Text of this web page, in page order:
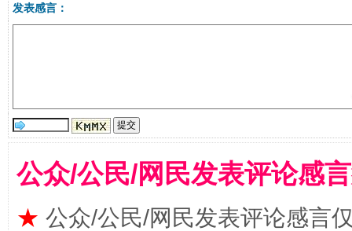
发表感言：
公众/公民/网民发表评论感
★ 公众/公民/网民发表评论感言